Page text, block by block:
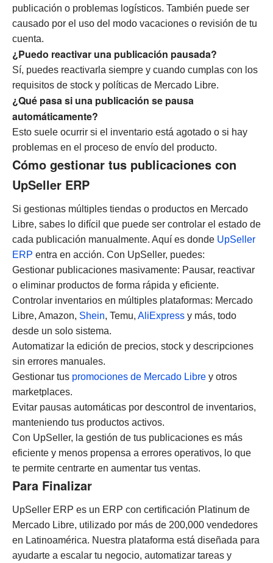
publicación o problemas logísticos. También puede ser
causado por el uso del modo vacaciones o revisión de tu
cuenta.
¿Puedo reactivar una publicación pausada?
Sí, puedes reactivarla siempre y cuando cumplas con los
requisitos de stock y políticas de Mercado Libre.
¿Qué pasa si una publicación se pausa
automáticamente?
Esto suele ocurrir si el inventario está agotado o si hay
problemas en el proceso de envío del producto.
Cómo gestionar tus publicaciones con
UpSeller ERP
Si gestionas múltiples tiendas o productos en Mercado
Libre, sabes lo difícil que puede ser controlar el estado de
cada publicación manualmente. Aquí es donde UpSeller
ERP entra en acción. Con UpSeller, puedes:
Gestionar publicaciones masivamente: Pausar, reactivar
o eliminar productos de forma rápida y eficiente.
Controlar inventarios en múltiples plataformas: Mercado
Libre, Amazon, Shein, Temu, AliExpress y más, todo
desde un solo sistema.
Automatizar la edición de precios, stock y descripciones
sin errores manuales.
Gestionar tus promociones de Mercado Libre y otros
marketplaces.
Evitar pausas automáticas por descontrol de inventarios,
manteniendo tus productos activos.
Con UpSeller, la gestión de tus publicaciones es más
eficiente y menos propensa a errores operativos, lo que
te permite centrarte en aumentar tus ventas.
Para Finalizar
UpSeller ERP es un ERP con certificación Platinum de
Mercado Libre, utilizado por más de 200,000 vendedores
en Latinoamérica. Nuestra plataforma está diseñada para
ayudarte a escalar tu negocio, automatizar tareas y